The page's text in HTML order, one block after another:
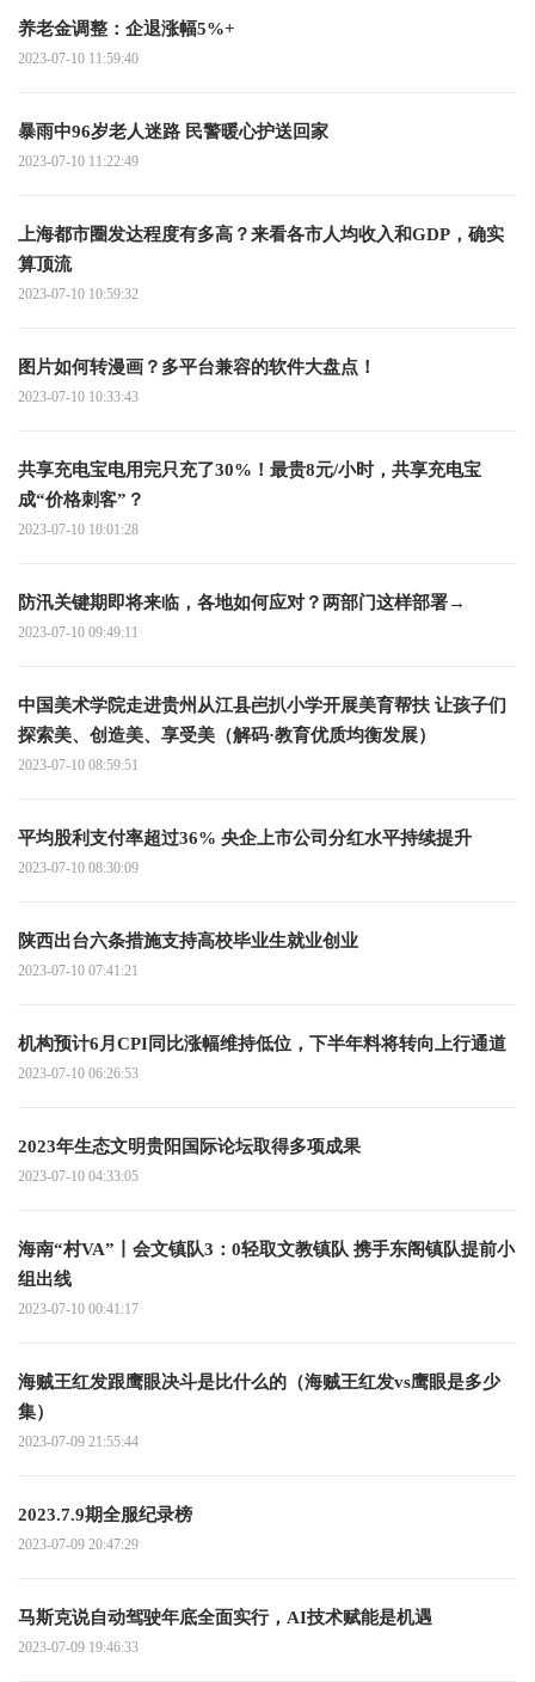
养老金调整：企退涨幅5%+
2023-07-10 11:59:40
暴雨中96岁老人迷路 民警暖心护送回家
2023-07-10 11:22:49
上海都市圈发达程度有多高？来看各市人均收入和GDP，确实
算顶流
2023-07-10 10:59:32
图片如何转漫画？多平台兼容的软件大盘点！
2023-07-10 10:33:43
共享充电宝电用完只充了30%！最贵8元/小时，共享充电宝
成“价格刺客”？
2023-07-10 10:01:28
防汛关键期即将来临，各地如何应对？两部门这样部署→
2023-07-10 09:49:11
中国美术学院走进贵州从江县岜扒小学开展美育帮扶 让孩子们
探索美、创造美、享受美（解码·教育优质均衡发展）
2023-07-10 08:59:51
平均股利支付率超过36% 央企上市公司分红水平持续提升
2023-07-10 08:30:09
陕西出台六条措施支持高校毕业生就业创业
2023-07-10 07:41:21
机构预计6月CPI同比涨幅维持低位，下半年料将转向上行通道
2023-07-10 06:26:53
2023年生态文明贵阳国际论坛取得多项成果
2023-07-10 04:33:05
海南“村VA”丨会文镇队3：0轻取文教镇队 携手东阁镇队提前小
组出线
2023-07-10 00:41:17
海贼王红发跟鹰眼决斗是比什么的（海贼王红发vs鹰眼是多少
集）
2023-07-09 21:55:44
2023.7.9期全服纪录榜
2023-07-09 20:47:29
马斯克说自动驾驶年底全面实行，AI技术赋能是机遇
2023-07-09 19:46:33